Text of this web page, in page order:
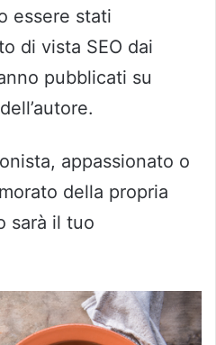
essere stati
di vista SEO dai
pubblicati su
appassionato o
della propria
sarà il tuo